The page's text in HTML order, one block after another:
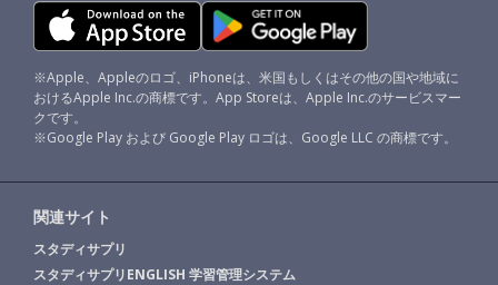
※Apple、Appleのロゴ、iPhoneは、米国もしくはその他の国や地域に
おけるApple Inc.の商標です。App Storeは、Apple Inc.のサービスマー
クです。
※Google Play および Google Play ロゴは、Google LLC の商標です。
関連サイト
スタディサプリ
スタディサプリENGLISH 学習管理システム